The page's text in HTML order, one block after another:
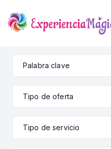
Tipo de oferta
Tipo de servicio